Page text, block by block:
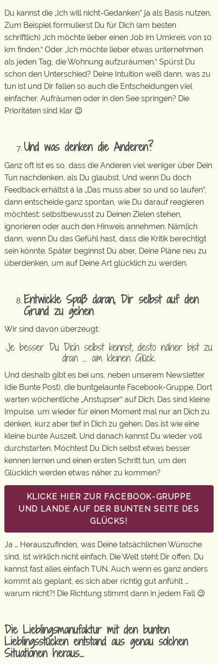
Du kannst die „Ich will nicht-Gedanken“ ja als Basis nutzen.
Zum Beispiel formulierst Du für Dich (am besten
schriftlich) „Ich möchte lieber einen Job im Umkreis von 10
km finden.“ Oder „Ich möchte lieber etwas unternehmen
als jeden Tag, die Wohnung aufzuräumen.“ Spürst Du
schon den Unterschied? Deine Intuition weiß dann, was zu
tun ist und Dir fallen so auch die Entscheidungen viel
einfacher. Aufräumen oder in den See springen? Die
Prioritäten sind klar 😉
Und was denken die Anderen?
Ganz oft ist es so, dass die Anderen viel weniger über Dein
Tun nachdenken, als Du glaubst. Und wenn Du doch
Feedback erhältst á la „Das muss aber so und so laufen“,
dann entscheide ganz spontan, wie Du darauf reagieren
möchtest: selbstbewusst zu Deinen Zielen stehen,
ignorieren oder auch den Hinweis annehmen. Nämlich
dann, wenn Du das Gefühl hast, dass die Kritik berechtigt
sein könnte. Später beginnst Du aber, Deine Pläne neu zu
überdenken, um auf Deine Art glücklich zu werden.
Entwickle Spaß daran, Dir selbst auf den
Grund zu gehen
Wir sind davon überzeugt:
Je besser Du Dich selbst kennst, desto näher bist zu
dran … am kleinen Glück.
Und deshalb gibt es bei uns, neben unserem Newsletter
(die Bunte Post), die buntgelaunte Facebook-Gruppe. Dort
warten wöchentliche „Anstupser“ auf Dich. Das sind kleine
Impulse, um wieder für einen Moment mal nur an Dich zu
denken, kurz aber tief in Dich zu gehen. Das ist wie eine
kleine bunte Auszeit. Und danach kannst Du wieder voll
durchstarten. Möchtest Du Dich selbst etwas besser
kennen lernen und einen ersten Schritt tun, um den
Glücklich werden etwas näher zu kommen?
KLICKE HIER ZUR FACEBOOK-GRUPPE
UND LANDE AUF DER BUNTEN SEITE DES
GLÜCKS!
Ja … Herauszufinden, was Deine tatsächlichen Wünsche
sind, ist wirklich nicht einfach. Die Welt steht Dir offen, Du
kannst fast alles einfach TUN. Auch wenn es ganz anders
kommt als geplant, es sich aber richtig gut anfühlt …
warum nicht?! Die Richtung stimmt dann in jedem Fall 😉
Die Lieblingsmanufaktur mit den bunten
Lieblingsstücken entstand aus genau solchen
Situationen heraus…